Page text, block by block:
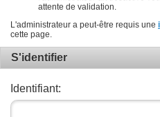
attente de validation.
L'administrateur a peut-être requis une
cette page.
S'identifier
Identifiant: